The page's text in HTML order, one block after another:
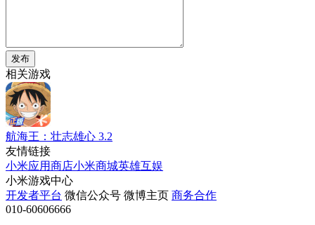
发布
相关游戏
航海王：壮志雄心 3.2
友情链接
小米应用商店小米商城英雄互娱
小米游戏中心
开发者平台 微信公众号 微博主页 商务合作
010-60606666